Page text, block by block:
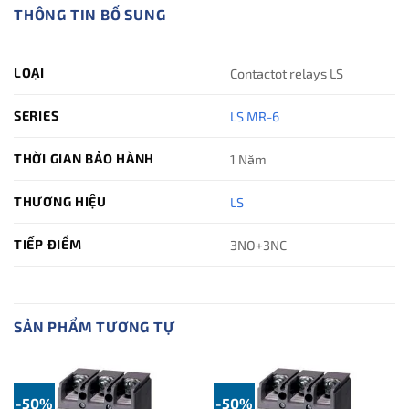
THÔNG TIN BỔ SUNG
LOẠI Contactot relays LS
SERIES LS MR-6
THỜI GIAN BẢO HÀNH 1 Năm
THƯƠNG HIỆU LS
TIẾP ĐIỂM 3NO+3NC
SẢN PHẨM TƯƠNG TỰ
-50% -50%